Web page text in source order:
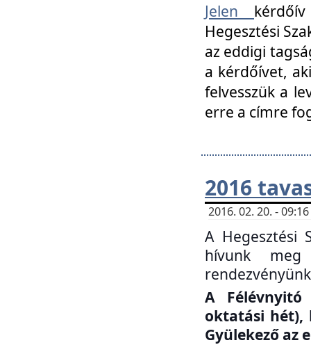
Jelen
Hegesztési
az eddigi
a kérdőívet,
felvesszük a
erre a címre
2016
2016. 02. 20. -
A Hegesztési
hívunk
A
oktatási hét),
Gyülekező az